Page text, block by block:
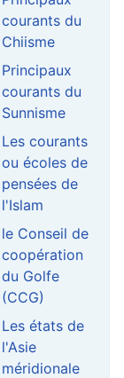
courants du
Chiisme
Principaux
courants du
Sunnisme
Les courants
ou écoles de
pensées de
l'Islam
le Conseil de
coopération
du Golfe
(CCG)
Les états de
l'Asie
méridionale